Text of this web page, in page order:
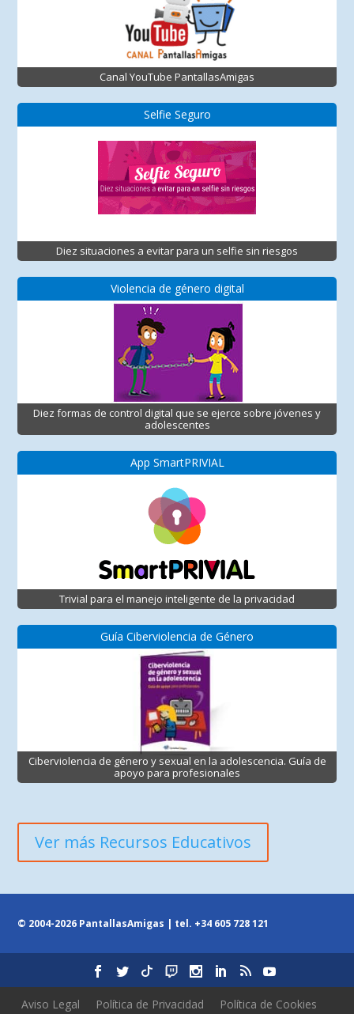
Canal YouTube PantallasAmigas
Selfie Seguro
Diez situaciones a evitar para un selfie sin riesgos
Violencia de género digital
Diez formas de control digital que se ejerce sobre jóvenes y
adolescentes
App SmartPRIVIAL
Trivial para el manejo inteligente de la privacidad
Guía Ciberviolencia de Género
Ciberviolencia de género y sexual en la adolescencia. Guía de
apoyo para profesionales
Ver más Recursos Educativos
© 2004-2026 PantallasAmigas | tel. +34 605 728 121
Aviso Legal Política de Privacidad Política de Cookies